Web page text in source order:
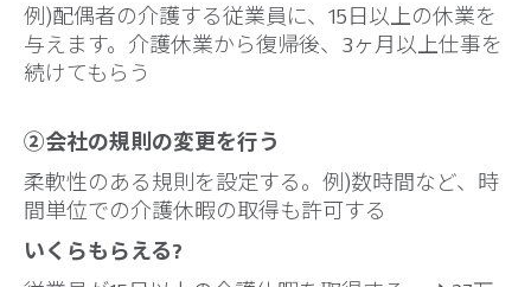
例)配偶者の介護する従業員に、15日以上の休業を
与えます。介護休業から復帰後、3ヶ月以上仕事を
続けてもらう
②会社の規則の変更を行う
柔軟性のある規則を設定する。例)数時間など、時
間単位での介護休暇の取得も許可する
いくらもらえる?